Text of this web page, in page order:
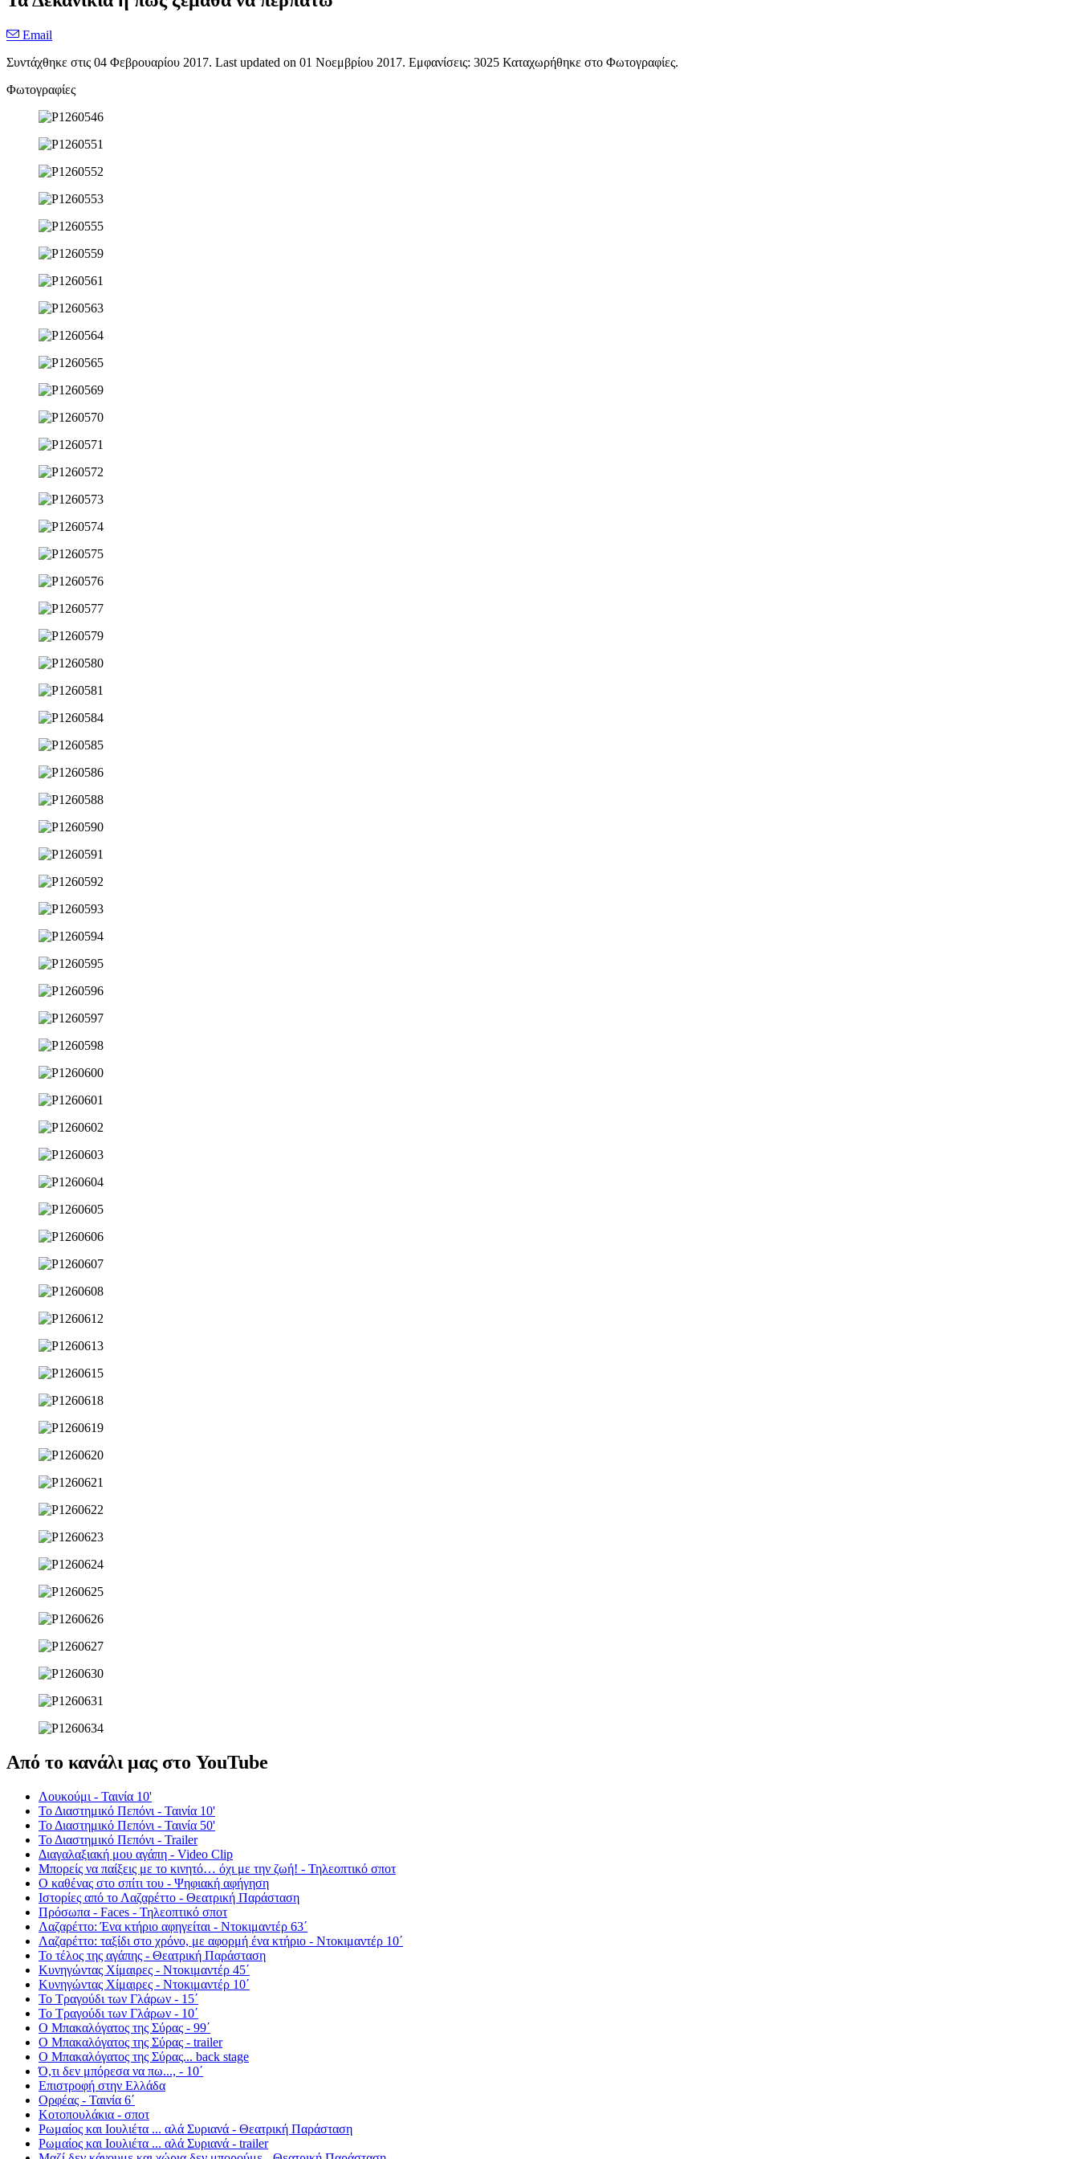
Email
Συντάχθηκε στις 04 Φεβρουαρίου 2017. Last updated on 01 Νοεμβρίου 2017. Εμφανίσεις: 3025 Καταχωρήθηκε στο Φωτογραφίες.
Φωτογραφίες
Από το κανάλι μας στο YouTube
Λουκούμι - Ταινία 10'
Το Διαστημικό Πεπόνι - Ταινία 10'
Το Διαστημικό Πεπόνι - Ταινία 50'
Το Διαστημικό Πεπόνι - Trailer
Διαγαλαξιακή μου αγάπη - Video Clip
Μπορείς να παίξεις με το κινητό… όχι με την ζωή! - Τηλεοπτικό σποτ
Ο καθένας στο σπίτι του - Ψηφιακή αφήγηση
Ιστορίες από το Λαζαρέττο - Θεατρική Παράσταση
Πρόσωπα - Faces - Τηλεοπτικό σποτ
Λαζαρέττο: Ένα κτήριο αφηγείται - Ντοκιμαντέρ 63΄
Λαζαρέττο: ταξίδι στο χρόνο, με αφορμή ένα κτήριο - Ντοκιμαντέρ 10΄
Το τέλος της αγάπης - Θεατρική Παράσταση
Κυνηγώντας Χίμαιρες - Ντοκιμαντέρ 45΄
Κυνηγώντας Χίμαιρες - Ντοκιμαντέρ 10΄
Το Τραγούδι των Γλάρων - 15΄
Το Τραγούδι των Γλάρων - 10΄
Ο Μπακαλόγατος της Σύρας - 99΄
Ο Μπακαλόγατος της Σύρας - trailer
Ο Μπακαλόγατος της Σύρας... back stage
Ό,τι δεν μπόρεσα να πω..., - 10΄
Επιστροφή στην Ελλάδα
Ορφέας - Ταινία 6΄
Κοτοπουλάκια - σποτ
Ρωμαίος και Ιουλιέτα ... αλά Συριανά - Θεατρική Παράσταση
Ρωμαίος και Ιουλιέτα ... αλά Συριανά - trailer